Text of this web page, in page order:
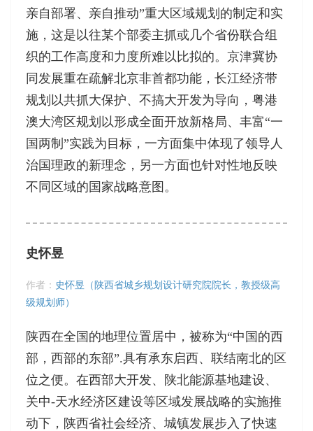
亲自部署、亲自推动”重大区域规划的制定和实
施，这是以往某个部委主抓或几个省份联合组
织的工作高度和力度所难以比拟的。京津冀协
同发展重在疏解北京非首都功能，长江经济带
规划以共抓大保护、不搞大开发为导向，粤港
澳大湾区规划以形成全面开放新格局、丰富“一
国两制”实践为目标，一方面集中体现了领导人
治国理政的新理念，另一方面也针对性地反映
不同区域的国家战略意图。
史怀昱
作者： 史怀昱（陕西省城乡规划设计研究院院长，教授级高
级规划师）
陕西在全国的地理位置居中，被称为“中国的西
部，西部的东部”.具有承东启西、联结南北的区
位之便。在西部大开发、陕北能源基地建设、
关中-天水经济区建设等区域发展战略的实施推
动下，陕西省社会经济、城镇发展步入了快速